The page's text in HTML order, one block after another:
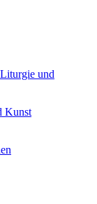
Liturgie und
Kunst